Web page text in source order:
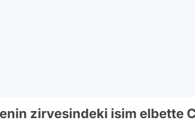
zirvesindeki isim elbette